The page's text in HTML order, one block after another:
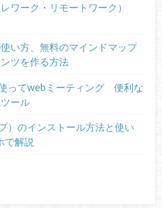
ワーク・リモートワーク）
い方、無料のマインドマップ
ツを作る方法
ってwebミーティング 便利な
ール
）のインストール方法と使い
で解説